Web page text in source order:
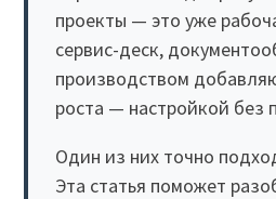
проекты — это уже
сервис-деск,
производством
роста — настройкой без
Один из них точно
Эта статья поможет